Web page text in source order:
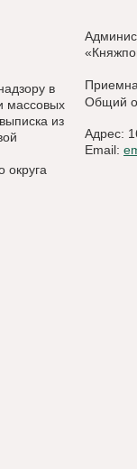
в
массовых
из
округа
Общий
Адрес:
Email: